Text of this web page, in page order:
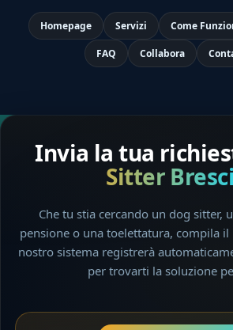
Homepage Servizi Come
FAQ Collabora
Invia la tua
Sitter
Che tu stia cercando un dog sitter,
pensione o una toelettatura, compila
nostro sistema registrerà
per trovarti la soluzione